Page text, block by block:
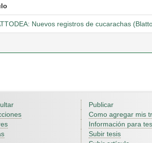
Nuevos registros de cucarachas
Publicar
Como agregar mis
Información para
Subir tesis